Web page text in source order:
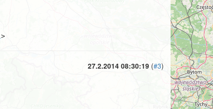
>
27.2.2014 08:30:19 (#3)